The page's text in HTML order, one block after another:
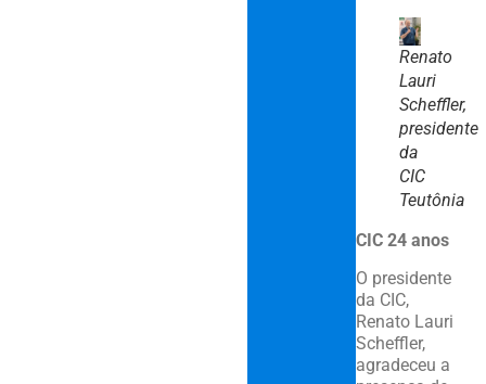
Renato
Lauri
Scheffler,
presidente
da
CIC
Teutônia
CIC 24 anos
O presidente
da CIC,
Renato Lauri
Scheffler,
agradeceu a